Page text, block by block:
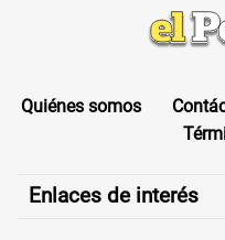
Quiénes somos
Enlaces de interés